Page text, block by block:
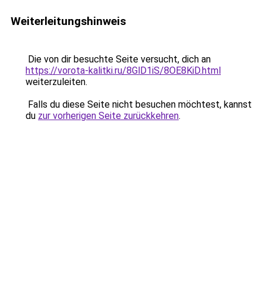
Weiterleitungshinweis
Die von dir besuchte Seite versucht, dich an
https://vorota-kalitki.ru/8GlD1iS/8OE8KiD.html
weiterzuleiten.
Falls du diese Seite nicht besuchen möchtest, kannst
du zur vorherigen Seite zurückkehren.